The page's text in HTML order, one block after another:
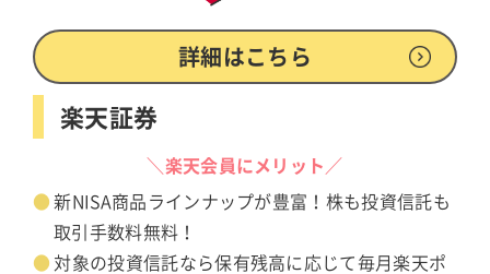
詳細はこちら
楽天証券
＼楽天会員にメリット／
新NISA商品ラインナップが豊富！株も投資信託も
取引手数料無料！
対象の投資信託なら保有残高に応じて毎月楽天ポ